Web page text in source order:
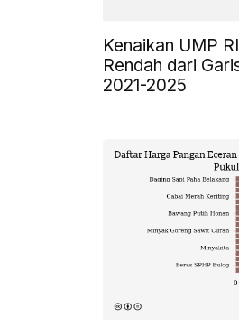
Kenaikan UMP
Rendah dari
2021-2025